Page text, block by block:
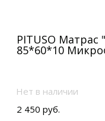
PITUSO Матрас
85*60*10
Нет в наличии
2 450 руб.